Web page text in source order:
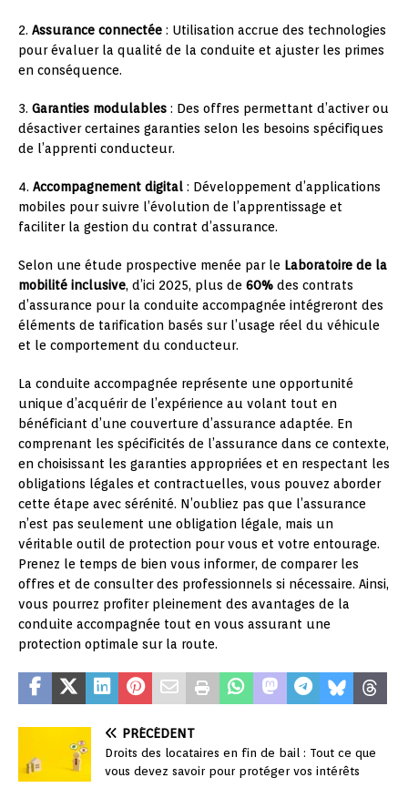
2. Assurance connectée : Utilisation accrue des technologies
pour évaluer la qualité de la conduite et ajuster les primes
en conséquence.
3. Garanties modulables : Des offres permettant d’activer ou
désactiver certaines garanties selon les besoins spécifiques
de l’apprenti conducteur.
4. Accompagnement digital : Développement d’applications
mobiles pour suivre l’évolution de l’apprentissage et
faciliter la gestion du contrat d’assurance.
Selon une étude prospective menée par le Laboratoire de la
mobilité inclusive, d’ici 2025, plus de 60% des contrats
d’assurance pour la conduite accompagnée intégreront des
éléments de tarification basés sur l’usage réel du véhicule
et le comportement du conducteur.
La conduite accompagnée représente une opportunité
unique d’acquérir de l’expérience au volant tout en
bénéficiant d’une couverture d’assurance adaptée. En
comprenant les spécificités de l’assurance dans ce contexte,
en choisissant les garanties appropriées et en respectant les
obligations légales et contractuelles, vous pouvez aborder
cette étape avec sérénité. N’oubliez pas que l’assurance
n’est pas seulement une obligation légale, mais un
véritable outil de protection pour vous et votre entourage.
Prenez le temps de bien vous informer, de comparer les
offres et de consulter des professionnels si nécessaire. Ainsi,
vous pourrez profiter pleinement des avantages de la
conduite accompagnée tout en vous assurant une
protection optimale sur la route.
PRÉCÉDENT
Droits des locataires en fin de bail : Tout ce que
vous devez savoir pour protéger vos intérêts